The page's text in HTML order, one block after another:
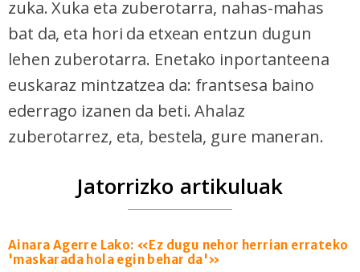
zuka. Xuka eta zuberotarra, nahas-mahas
bat da, eta hori da etxean entzun dugun
lehen zuberotarra. Enetako inportanteena
euskaraz mintzatzea da: frantsesa baino
ederrago izanen da beti. Ahalaz
zuberotarrez, eta, bestela, gure maneran.
Jatorrizko artikuluak
Ainara Agerre Lako: «Ez dugu nehor herrian errateko
'maskarada hola egin behar da'»